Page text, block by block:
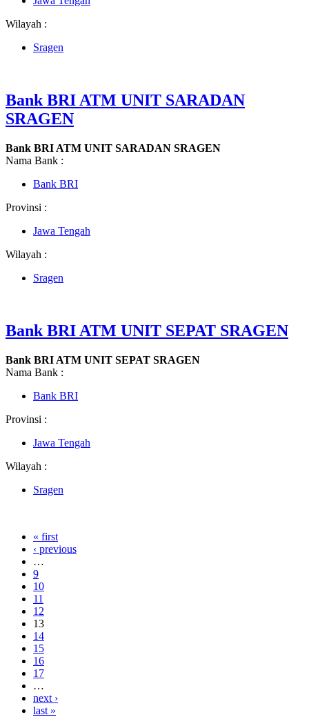
Wilayah :
Sragen
Bank BRI ATM UNIT SARADAN
SRAGEN
Bank BRI ATM UNIT SARADAN SRAGEN
Nama Bank :
Bank BRI
Provinsi :
Jawa Tengah
Wilayah :
Sragen
Bank BRI ATM UNIT SEPAT SRAGEN
Bank BRI ATM UNIT SEPAT SRAGEN
Nama Bank :
Bank BRI
Provinsi :
Jawa Tengah
Wilayah :
Sragen
« first
‹ previous
…
9
10
11
12
13
14
15
16
17
…
next ›
last »